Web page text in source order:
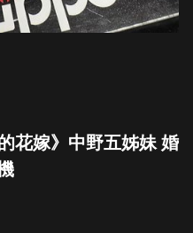
花嫁》中野五姊妹 婚